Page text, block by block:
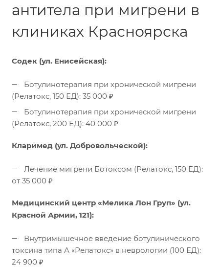
антитела при мигрени в
клиниках Красноярска
Содек (ул. Енисейская):
Ботулинотерапия при хронической мигрени
(Релатокс, 150 ЕД): 35 000 ₽
Ботулинотерапия при хронической мигрени
(Релатокс, 200 ЕД): 40 000 ₽
Кларимед (ул. Добровольческой):
Лечение мигрени Ботоксом (Релатокс, 150 ЕД):
от 35 000 ₽
Медицинский центр «Мелика Лон Груп» (ул.
Красной Армии, 121):
Внутримышечное введение ботулинического
токсина типа А «Релатокс» в неврологии (100 ЕД):
24 900 ₽